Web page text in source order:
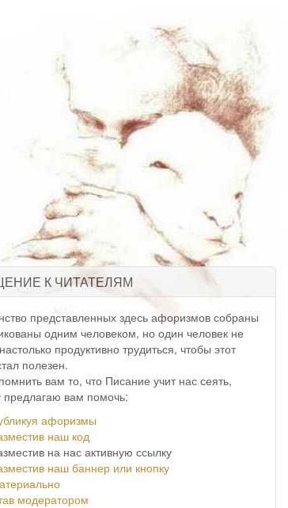
К ЧИТАТЕЛЯМ
представленных здесь афоризмов собраны
одним человеком, но один человек не
продуктивно трудиться, чтобы этот
полезен.
вам то, что Писание учит нас сеять,
предлагаю вам помочь:
афоризмы
наш код
на нас активную ссылку
наш баннер или кнопку
модератором